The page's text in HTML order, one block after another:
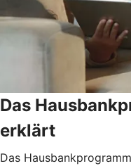
Das
erklärt
Das